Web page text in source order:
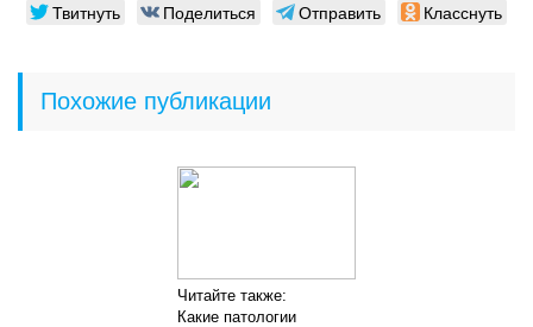
Твитнуть Поделиться Отправить Класснуть
Похожие публикации
Читайте также:
Какие патологии